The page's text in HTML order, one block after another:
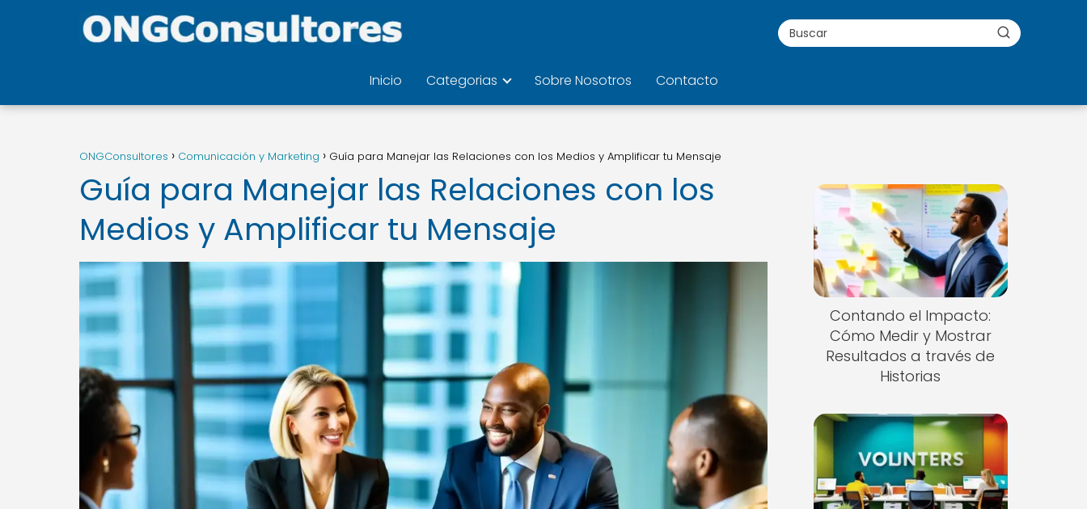
Inicio Categorias Sobre Nosotros Contacto
ONGConsultores Comunicación y Marketing Guía para Manejar las Relaciones con los Medios y Amplificar tu Mensaje
Guía para Manejar las Relaciones con los
Medios y Amplificar tu Mensaje
Contando el Impacto:
Cómo Medir y Mostrar
Resultados a través de
Historias